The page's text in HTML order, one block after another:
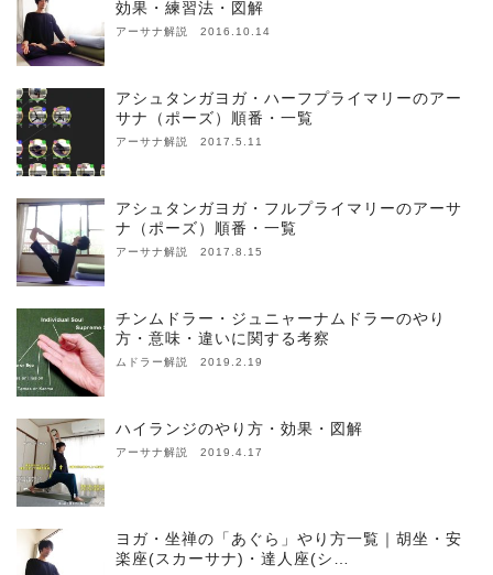
効果・練習法・図解
アーサナ解説 2016.10.14
アシュタンガヨガ・ハーフプライマリーのアー
サナ（ポーズ）順番・一覧
アーサナ解説 2017.5.11
アシュタンガヨガ・フルプライマリーのアーサ
ナ（ポーズ）順番・一覧
アーサナ解説 2017.8.15
チンムドラー・ジュニャーナムドラーのやり
方・意味・違いに関する考察
ムドラー解説 2019.2.19
ハイランジのやり方・効果・図解
アーサナ解説 2019.4.17
ヨガ・坐禅の「あぐら」やり方一覧｜胡坐・安
楽座(スカーサナ)・達人座(シ…